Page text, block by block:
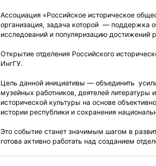
Ассоциация «Российское историческое
организация, задача которой — поддержка
исследований и популяризацию достижений
Открытие отделения Российского
ИнгГУ.
Цель данной инициативы — объединить
музейных работников, деятелей
исторической культуры на основе
истории республики и сохранения
Это событие станет значимым шагом в
готова активно работать над созданием